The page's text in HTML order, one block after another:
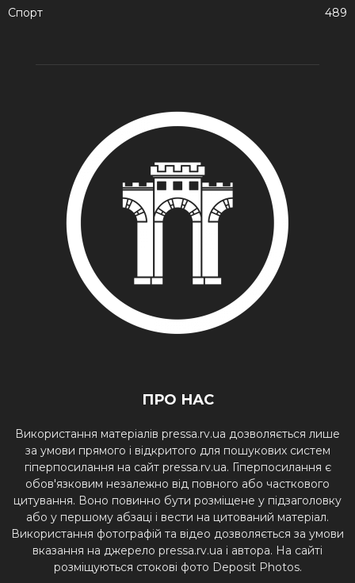
Спорт
489
ПРО НАС
Використання матеріалів pressa.rv.ua дозволяється лише
за умови прямого і відкритого для пошукових систем
гіперпосилання на сайт pressa.rv.ua. Гіперпосилання є
обов'язковим незалежно від повного або часткового
цитування. Воно повинно бути розміщене у підзаголовку
або у першому абзаці і вести на цитований матеріал.
Використання фотографій та відео дозволяється за умови
вказання на джерело pressa.rv.ua і автора. На сайті
розміщуються стокові фото Deposit Photos.